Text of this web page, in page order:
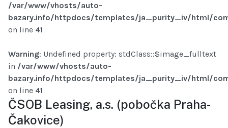
/var/www/vhosts/auto-
bazary.info/httpdocs/templates/ja_purity_iv/html/
on line 41
Warning: Undefined property: stdClass::$image_fulltext
in /var/www/vhosts/auto-
bazary.info/httpdocs/templates/ja_purity_iv/html/
on line 41
ČSOB Leasing, a.s. (pobočka Praha-
Čakovice)